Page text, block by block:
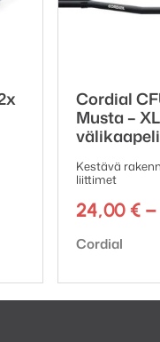
Cordial
Musta –
välikaapeli
Kestävä
liittimet
24,00 € –
Tuotemerkki:
Cordial